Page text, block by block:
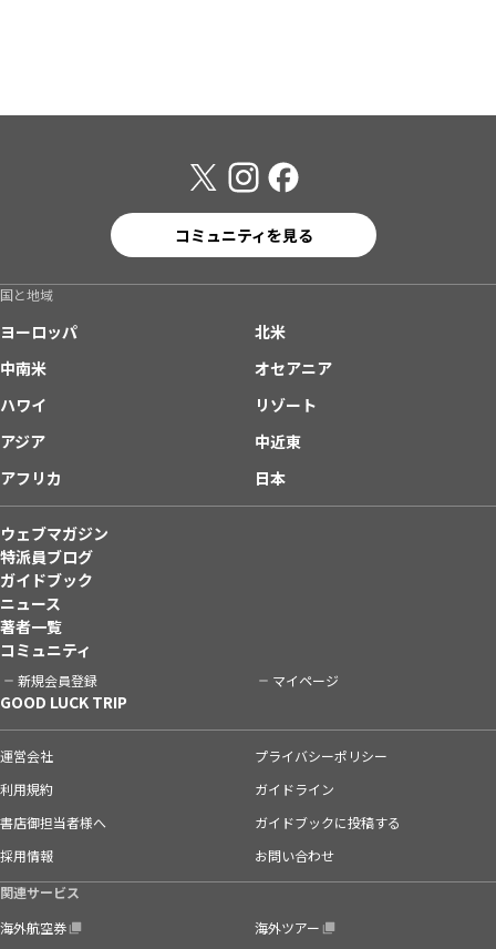
コミュニティを見る
国と地域
ヨーロッパ
北米
中南米
オセアニア
ハワイ
リゾート
アジア
中近東
アフリカ
日本
ウェブマガジン
特派員ブログ
ガイドブック
ニュース
著者一覧
コミュニティ
新規会員登録 マイページ
GOOD LUCK TRIP
運営会社
プライバシーポリシー
利用規約
ガイドライン
書店御担当者様へ
ガイドブックに投稿する
採用情報
お問い合わせ
関連サービス
海外航空券
海外ツアー